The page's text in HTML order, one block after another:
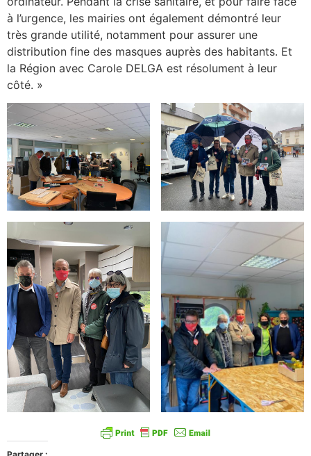
à l’urgence, les mairies ont également démontré leur
très grande utilité, notamment pour assurer une
distribution fine des masques auprès des habitants. Et
la Région avec Carole DELGA est résolument à leur
côté. »